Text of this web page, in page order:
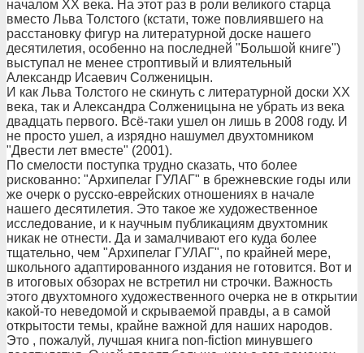
началом ХХ века. На этот раз в роли великого старца
вместо Льва Толстого (кстати, тоже повлиявшего на
расстановку фигур на литературной доске нашего
десятилетия, особенно на последней "Большой книге")
выступал не менее строптивый и влиятельный
Александр Исаевич Солженицын.
И как Льва Толстого не скинуть с литературной доски ХХ
века, так и Александра Солженицына не убрать из века
двадцать первого. Всё-таки ушел он лишь в 2008 году. И
не просто ушел, а изрядно нашумел двухтомником
"Двести лет вместе" (2001).
По смелости поступка трудно сказать, что более
рискованно: "Архипелаг ГУЛАГ" в брежневские годы или
же очерк о русско-еврейских отношениях в начале
нашего десятилетия. Это такое же художественное
исследование, и к научным публикациям двухтомник
никак не отнести. Да и замалчивают его куда более
тщательно, чем "Архипелаг ГУЛАГ", по крайней мере,
школьного адаптированного издания не готовится. Вот и
в итоговых обзорах не встретил ни строчки. Важность
этого двухтомного художественного очерка не в открытии
какой-то неведомой и скрываемой правды, а в самой
открытости темы, крайне важной для наших народов.
Это , пожалуй, лучшая книга non-fiction минувшего